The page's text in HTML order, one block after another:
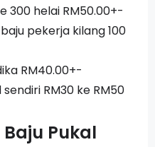
300 helai RM50.00+-
pekerja kilang 100
RM40.00+-
RM30 ke RM50
Pukal